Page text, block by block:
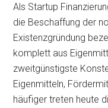
Als Startup
die Beschaffung der
Existenzgründung
komplett aus
zweitgünstigste
Eigenmitteln,
häufiger treten heute